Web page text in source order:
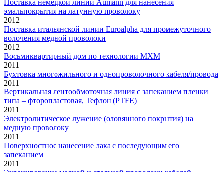
Поставка немецкой линии Aumann для нанесения
эмальпокрытия на латунную проволоку
2012
Поставка итальянской линии Euroalpha для промежуточного
волочения медной проволоки
2012
Восьмиквартирный дом по технологии МХМ
2011
Бухтовка многожильного и однопроволочного кабеля/провода
2011
Вертикальная лентообмоточная линия с запеканием пленки
типа – фторопластовая, Тефлон (PTFE)
2011
Электролитическое лужение (оловянного покрытия) на
медную проволоку
2011
Поверхностное нанесение лака с последующим его
запеканием
2011